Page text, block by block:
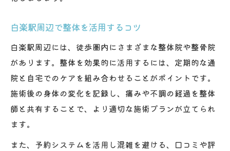
白楽駅周辺で整体を活用するコツ
白楽駅周辺には、徒歩圏内にさまざまな整体院や整骨院
があります。整体を効果的に活用するには、定期的な通
院と自宅でのケアを組み合わせることがポイントです。
施術後の身体の変化を記録し、痛みや不調の経過を整体
師と共有することで、より適切な施術プランが立てられ
ます。
また、予約システムを活用し混雑を避ける、口コミや評